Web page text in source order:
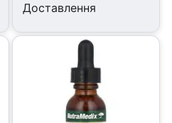
Доставлення